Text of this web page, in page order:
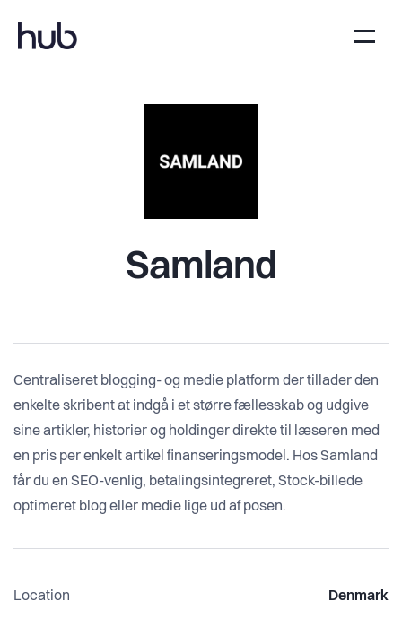
Samland
Centraliseret blogging- og medie platform der tillader den
enkelte skribent at indgå i et større fællesskab og udgive
sine artikler, historier og holdinger direkte til læseren med
en pris per enkelt artikel finanseringsmodel. Hos Samland
får du en SEO-venlig, betalingsintegreret, Stock-billede
optimeret blog eller medie lige ud af posen.
Location Denmark